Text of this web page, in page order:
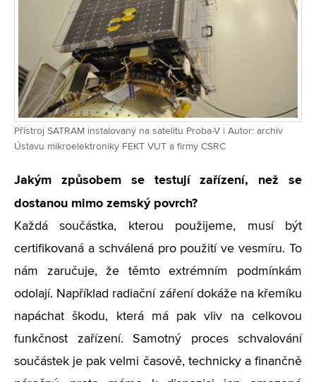
Přístroj SATRAM instalovaný na satelitu Proba-V | Autor: archiv
Ústavu mikroelektroniky FEKT VUT a firmy CSRC
Jakým způsobem se testují zařízení, než se
dostanou mimo zemský povrch?
Každá součástka, kterou použijeme, musí být
certifikovaná a schválená pro použití ve vesmíru. To
nám zaručuje, že těmto extrémním podmínkám
odolají. Například radiační záření dokáže na křemíku
napáchat škodu, která má pak vliv na celkovou
funkčnost zařízení. Samotný proces schvalování
součástek je pak velmi časově, technicky a finančně